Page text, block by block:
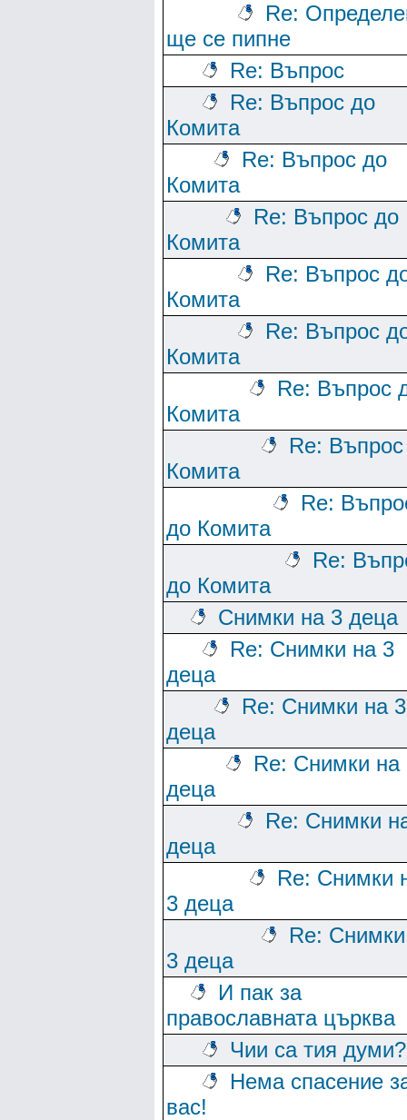
Re:
ще се пипне
Re: Въпрос
Re: Въпрос до
Комита
Re: Въпрос до
Комита
Re: Въпрос до
Комита
Re: Въпрос
Комита
Re: Въпрос
Комита
Re: Въпрос
Комита
Re:
Комита
Re:
до Комита
Re:
до Комита
Снимки на 3 деца
Re: Снимки на 3
деца
Re: Снимки на 3
деца
Re: Снимки на
деца
Re: Снимки
деца
Re: Снимки
3 деца
Re:
3 деца
И пак за
православната църква
Чии са тия думи?
Нема спасение
вас!